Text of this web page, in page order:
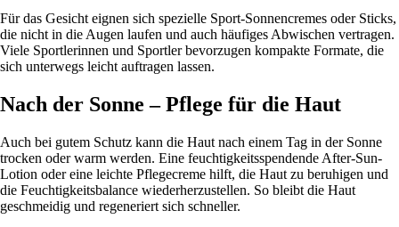
Für das Gesicht eignen sich spezielle Sport-Sonnencremes oder Sticks,
die nicht in die Augen laufen und auch häufiges Abwischen vertragen.
Viele Sportlerinnen und Sportler bevorzugen kompakte Formate, die
sich unterwegs leicht auftragen lassen.
Nach der Sonne – Pflege für die Haut
Auch bei gutem Schutz kann die Haut nach einem Tag in der Sonne
trocken oder warm werden. Eine feuchtigkeitsspendende After-Sun-
Lotion oder eine leichte Pflegecreme hilft, die Haut zu beruhigen und
die Feuchtigkeitsbalance wiederherzustellen. So bleibt die Haut
geschmeidig und regeneriert sich schneller.